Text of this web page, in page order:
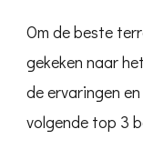
Om de beste
gekeken naar
de ervaringen
volgende top 3